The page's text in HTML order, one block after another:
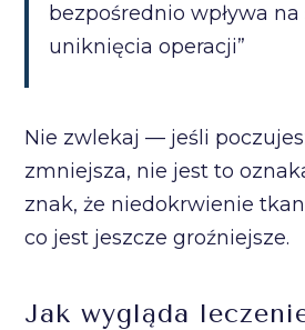
bezpośrednio wpływa na
uniknięcia operacji”
Nie zwlekaj — jeśli
zmniejsza, nie jest to
znak, że niedokrwienie
co jest jeszcze groźniejsze.
Jak wygląda